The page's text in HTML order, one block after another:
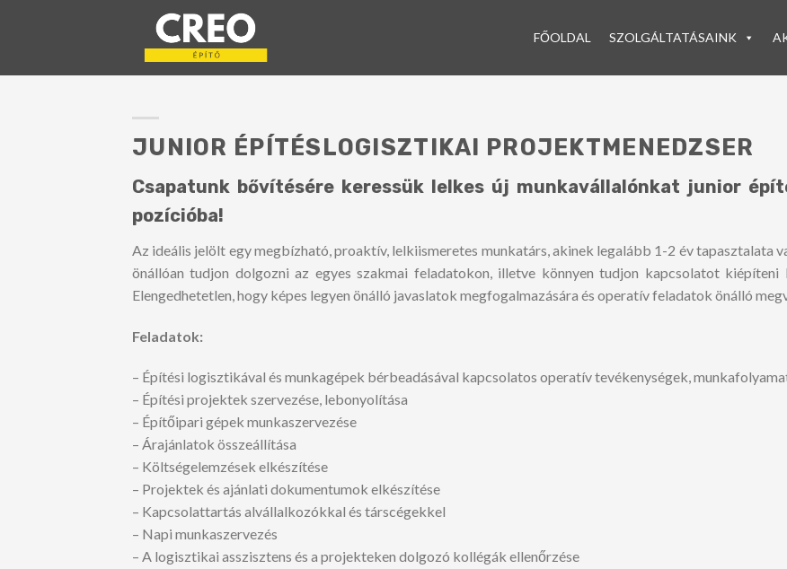
FŐOLDAL SZOLGÁLTATÁSAINK
JUNIOR ÉPÍTÉSLOGISZTIKAI PROJEKTMENEDZSER
Csapatunk bővítésére keressük lelkes új munkavállalónkat junior
pozícióba!
Az ideális jelölt egy megbízható, proaktív, lelkiismeretes munkatárs, akinek legalább 1-2 év tapasztalata
önállóan tudjon dolgozni az egyes szakmai feladatokon, illetve könnyen tudjon kapcsolatot kiépíteni
Elengedhetetlen, hogy képes legyen önálló javaslatok megfogalmazására és operatív feladatok önálló
Feladatok:
– Építési logisztikával és munkagépek bérbeadásával kapcsolatos operatív tevékenységek,
– Építési projektek szervezése, lebonyolítása
– Építőipari gépek munkaszervezése
– Árajánlatok összeállítása
– Költségelemzések elkészítése
– Projektek és ajánlati dokumentumok elkészítése
– Kapcsolattartás alvállalkozókkal és társcégekkel
– Napi munkaszervezés
– A logisztikai asszisztens és a projekteken dolgozó kollégák ellenőrzése